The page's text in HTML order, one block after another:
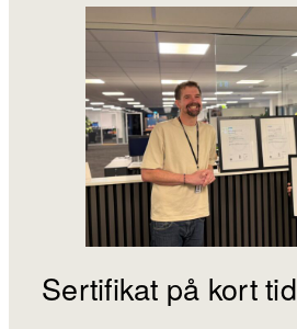
Sertifikat på kort tid